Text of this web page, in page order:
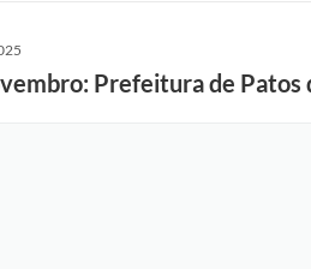
Prefeitura de Patos